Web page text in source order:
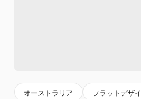
オーストラリア フラットデザ